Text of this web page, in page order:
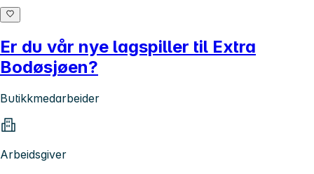
Er du vår nye lagspiller til Extra
Bodøsjøen?
Butikkmedarbeider
Arbeidsgiver